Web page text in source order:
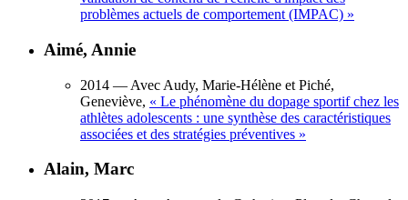
problèmes actuels de comportement (IMPAC) »
Aimé, Annie
2014 — Avec Audy, Marie-Hélène et Piché,
Geneviève, « Le phénomène du dopage sportif chez les
athlètes adolescents : une synthèse des caractéristiques
associées et des stratégies préventives »
Alain, Marc